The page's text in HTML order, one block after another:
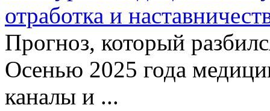
отработка и
Прогноз, который
Осенью 2025 года
каналы и ...